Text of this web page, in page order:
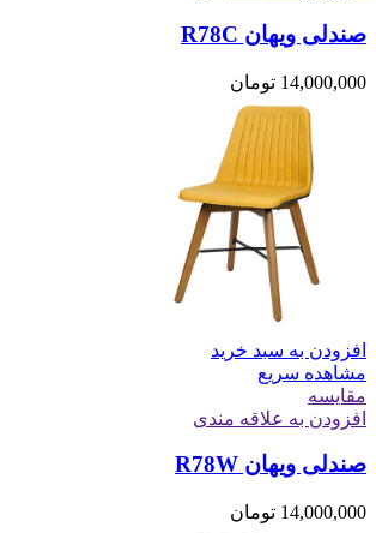
صندلی ویهان R78C
14,000,000 تومان
افزودن به سبد خرید
مشاهده سریع
مقایسه
افزودن به علاقه مندی
صندلی ویهان R78W
14,000,000 تومان